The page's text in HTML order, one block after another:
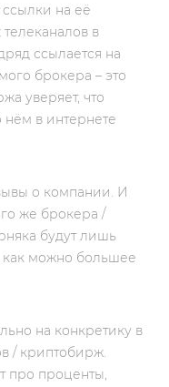
на её
в
ссылается на
брокера – это
уверяет, что
нём в интернете
о компании. И
же брокера /
будут лишь
можно большее
на конкретику в
/ криптобирж.
про проценты,